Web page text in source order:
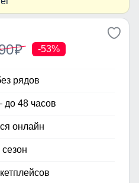
p -53%
рядов
до 48 часов
онлайн